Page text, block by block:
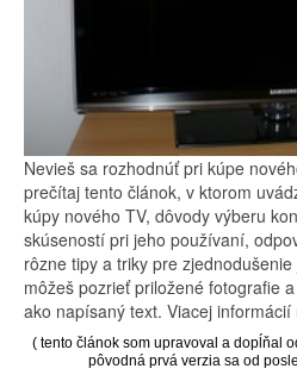
Nevieš sa rozhodnúť pri kúpe
prečítaj tento článok, v ktorom
kúpy nového TV, dôvody výberu
skúseností pri jeho používaní,
rôzne tipy a triky pre
môžeš pozrieť priložené fotografie
ako napísaný text. Viacej
( tento článok som upravoval a dopĺňal
pôvodná prvá verzia sa od